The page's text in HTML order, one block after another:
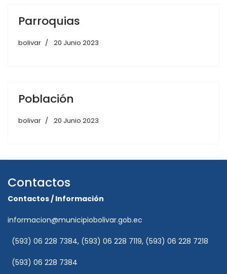
Parroquias
bolivar 20 Junio 2023
Población
bolivar 20 Junio 2023
Contactos
Contactos / Información
informacion@municipiobolivar.gob.ec
(593) 06 228 7384, (593) 06 228 7119, (593) 06 228 7218
(593) 06 228 7384